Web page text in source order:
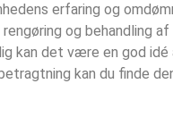
erfaring og
og behandling
kan det være en god
kan du finde